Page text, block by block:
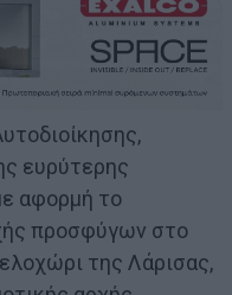
ευρύτερης
αφορμή το
προσφύγων στο
της Λάρισας,